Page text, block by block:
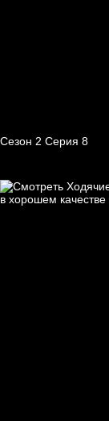
Сезон 2 Серия 8